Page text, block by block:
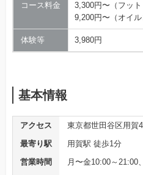
コース料金
3,300円〜（フット
9,200円〜（オイル
体験等 3,980円
基本情報
アクセス
東京都世田谷区用賀
最寄り駅
用賀駅 徒歩1分
営業時間
月〜金10:00～21:00